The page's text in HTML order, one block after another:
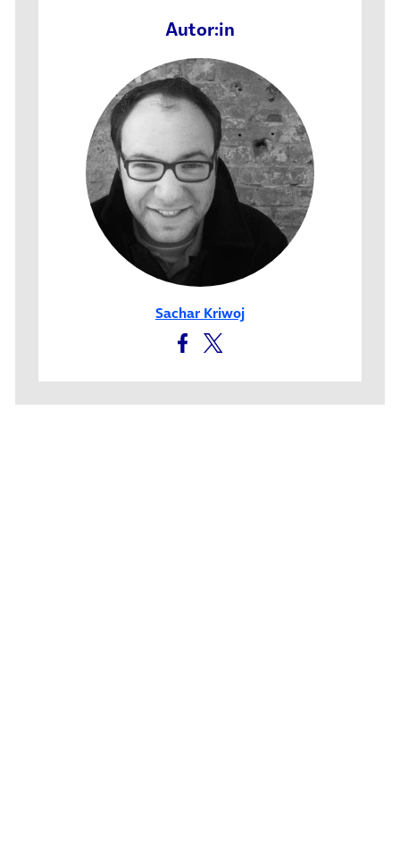
Autor:in
Sachar Kriwoj